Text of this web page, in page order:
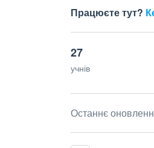
Працюєте тут?
27
учнів
Останнє